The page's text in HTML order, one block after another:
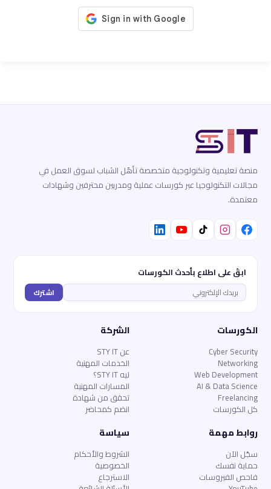
منصة تعليمية وتكنولوجية متخصصة تأهّل الشباب لسوق العمل في
مجالات التكنولوجيا عبر كورسات عملية ومدربين محترفين وشهادات
معتمدة.
ابقَ على اطلاع بأحدث الكورسات
اشترك
الكورسات
Cyber Security
Networking
Web Development
AI & Data Science
Freelancing
كل الكورسات
الشركة
عن STY IT
الخدمات المهنية
ليه STY IT؟
المسارات المهنية
تحقق من شهادة
انضم كمحاضر
روابط مهمة
سجّل الآن
حماية نفسك
فاحص الفيروسات
سياسة
الشروط والأحكام
الخصوصية
الاسترجاع